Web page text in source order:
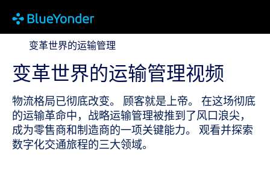
变革世界的运输管理
变革世界的运输管理
变革世界的运输管理视频
物流格局已彻底改变。 顾客就是上帝。 在这场彻底
的运输革命中，战略运输管理被推到了风口浪尖，
成为零售商和制造商的一项关键能力。 观看并探索
数字化交通旅程的三大领域。